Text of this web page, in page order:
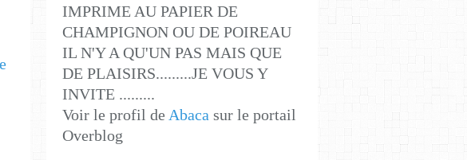
IMPRIME AU PAPIER DE
CHAMPIGNON OU DE POIREAU
IL N'Y A QU'UN PAS MAIS QUE
DE PLAISIRS.........JE VOUS Y
INVITE .........
Voir le profil de Abaca sur le portail
Overblog